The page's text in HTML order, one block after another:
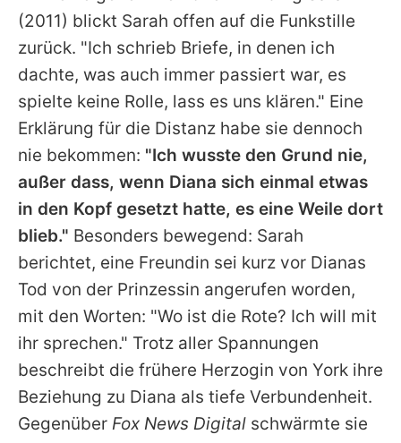
(2011) blickt Sarah offen auf die Funkstille
zurück. "Ich schrieb Briefe, in denen ich
dachte, was auch immer passiert war, es
spielte keine Rolle, lass es uns klären." Eine
Erklärung für die Distanz habe sie dennoch
nie bekommen: "Ich wusste den Grund nie,
außer dass, wenn Diana sich einmal etwas
in den Kopf gesetzt hatte, es eine Weile dort
blieb." Besonders bewegend: Sarah
berichtet, eine Freundin sei kurz vor Dianas
Tod von der Prinzessin angerufen worden,
mit den Worten: "Wo ist die Rote? Ich will mit
ihr sprechen." Trotz aller Spannungen
beschreibt die frühere Herzogin von York ihre
Beziehung zu Diana als tiefe Verbundenheit.
Gegenüber Fox News Digital schwärmte sie